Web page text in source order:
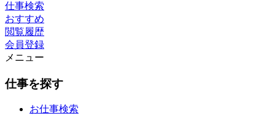
仕事検索
おすすめ
閲覧履歴
会員登録
メニュー
仕事を探す
お仕事検索